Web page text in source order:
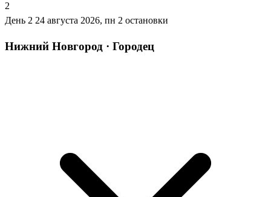
2
День 2 24 августа 2026, пн 2 остановки
Нижний Новгород · Городец